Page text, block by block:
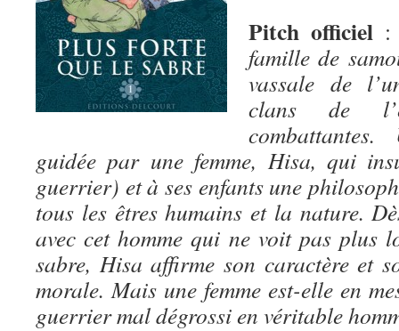
Pitch officiel
famille de
vassale de
clans de
guidée par une femme, Hisa, qui
guerrier) et à ses enfants une
tous les êtres humains et la nature.
avec cet homme qui ne voit pas plus
sabre, Hisa affirme son caractère et
morale. Mais une femme est-elle en
guerrier mal dégrossi en véritable